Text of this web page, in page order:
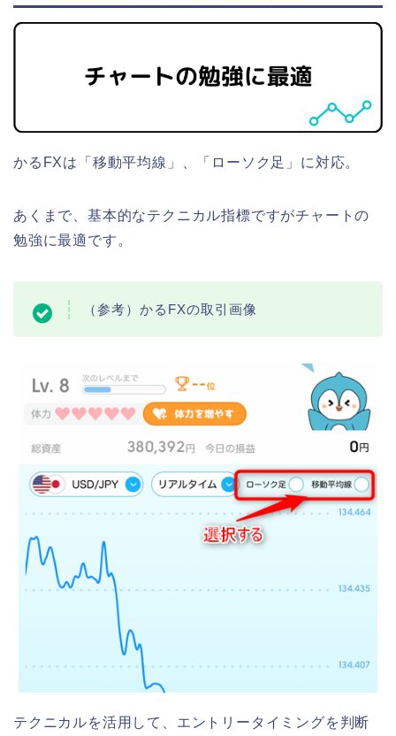
かるFXは「移動平均線」、「ローソク足」に対応。
あくまで、基本的なテクニカル指標ですがチャートの
勉強に最適です。
（参考）かるFXの取引画像
テクニカルを活用して、エントリータイミングを判断